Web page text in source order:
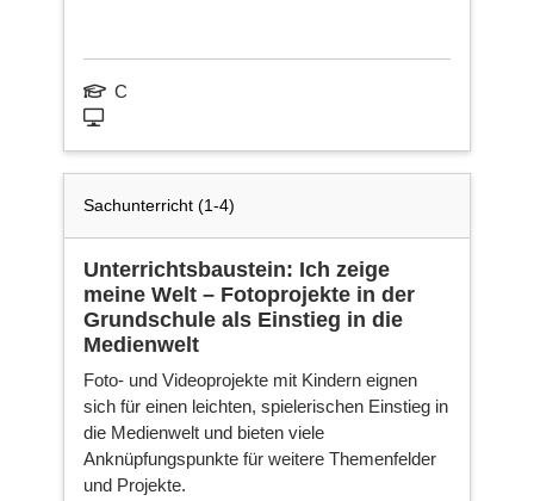
C
Sachunterricht (1-4)
Unterrichtsbaustein: Ich zeige
meine Welt – Fotoprojekte in der
Grundschule als Einstieg in die
Medienwelt
Foto- und Videoprojekte mit Kindern eignen
sich für einen leichten, spielerischen Einstieg in
die Medienwelt und bieten viele
Anknüpfungspunkte für weitere Themenfelder
und Projekte.